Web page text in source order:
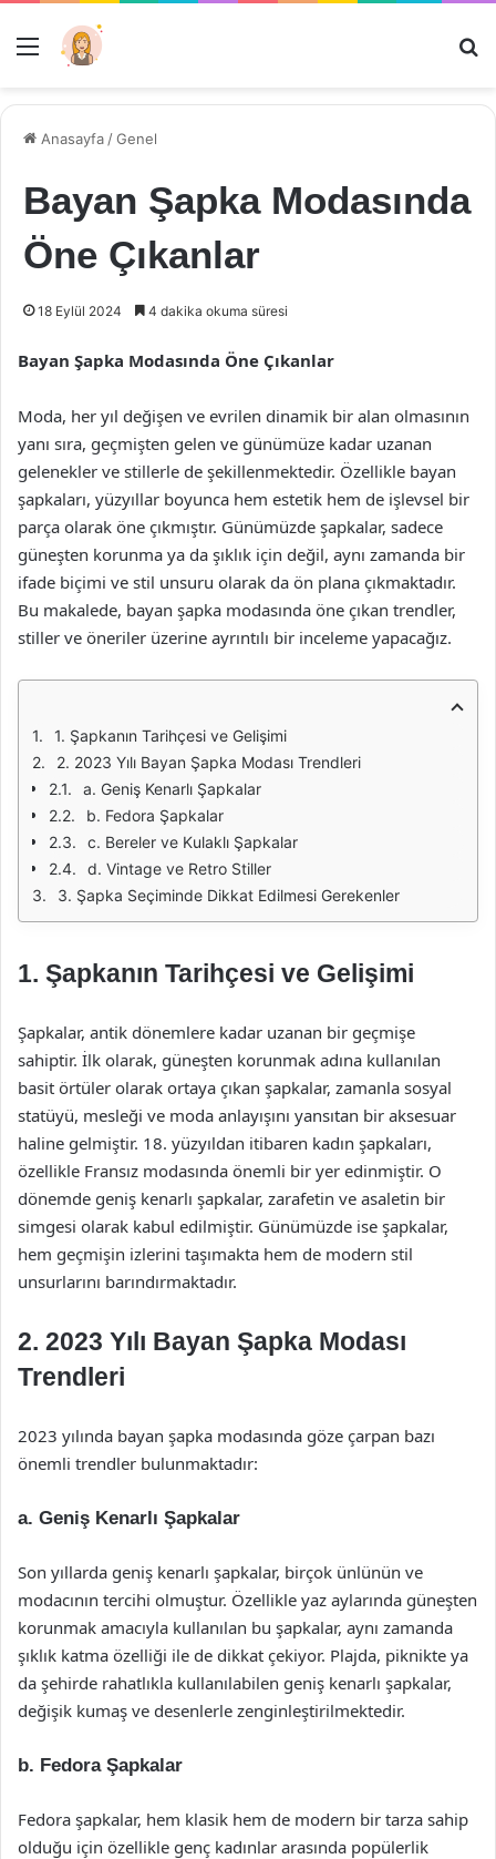
Menü
Anasayfa /Genel
Bayan Şapka Modasında
Öne Çıkanlar
18 Eylül 2024 4 dakika okuma süresi
Bayan Şapka Modasında Öne Çıkanlar
Moda, her yıl değişen ve evrilen dinamik bir alan olmasının
yanı sıra, geçmişten gelen ve günümüze kadar uzanan
gelenekler ve stillerle de şekillenmektedir. Özellikle bayan
şapkaları, yüzyıllar boyunca hem estetik hem de işlevsel bir
parça olarak öne çıkmıştır. Günümüzde şapkalar, sadece
güneşten korunma ya da şıklık için değil, aynı zamanda bir
ifade biçimi ve stil unsuru olarak da ön plana çıkmaktadır.
Bu makalede, bayan şapka modasında öne çıkan trendler,
stiller ve öneriler üzerine ayrıntılı bir inceleme yapacağız.
1. Şapkanın Tarihçesi ve Gelişimi
2. 2023 Yılı Bayan Şapka Modası Trendleri
a. Geniş Kenarlı Şapkalar
b. Fedora Şapkalar
c. Bereler ve Kulaklı Şapkalar
d. Vintage ve Retro Stiller
3. Şapka Seçiminde Dikkat Edilmesi Gerekenler
1. Şapkanın Tarihçesi ve Gelişimi
Şapkalar, antik dönemlere kadar uzanan bir geçmişe
sahiptir. İlk olarak, güneşten korunmak adına kullanılan
basit örtüler olarak ortaya çıkan şapkalar, zamanla sosyal
statüyü, mesleği ve moda anlayışını yansıtan bir aksesuar
haline gelmiştir. 18. yüzyıldan itibaren kadın şapkaları,
özellikle Fransız modasında önemli bir yer edinmiştir. O
dönemde geniş kenarlı şapkalar, zarafetin ve asaletin bir
simgesi olarak kabul edilmiştir. Günümüzde ise şapkalar,
hem geçmişin izlerini taşımakta hem de modern stil
unsurlarını barındırmaktadır.
2. 2023 Yılı Bayan Şapka Modası
Trendleri
2023 yılında bayan şapka modasında göze çarpan bazı
önemli trendler bulunmaktadır:
a. Geniş Kenarlı Şapkalar
Son yıllarda geniş kenarlı şapkalar, birçok ünlünün ve
modacının tercihi olmuştur. Özellikle yaz aylarında güneşten
korunmak amacıyla kullanılan bu şapkalar, aynı zamanda
şıklık katma özelliği ile de dikkat çekiyor. Plajda, piknikte ya
da şehirde rahatlıkla kullanılabilen geniş kenarlı şapkalar,
değişik kumaş ve desenlerle zenginleştirilmektedir.
b. Fedora Şapkalar
Fedora şapkalar, hem klasik hem de modern bir tarza sahip
olduğu için özellikle genç kadınlar arasında popülerlik